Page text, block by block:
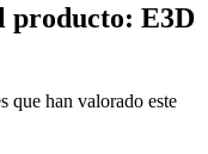
producto: E3D
que han valorado este